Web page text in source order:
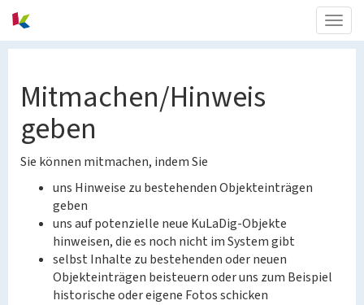
Mitmachen/Hinweis
geben
Sie können mitmachen, indem Sie
uns Hinweise zu bestehenden Objekteinträgen
geben
uns auf potenzielle neue KuLaDig-Objekte
hinweisen, die es noch nicht im System gibt
selbst Inhalte zu bestehenden oder neuen
Objekteinträgen beisteuern oder uns zum Beispiel
historische oder eigene Fotos schicken